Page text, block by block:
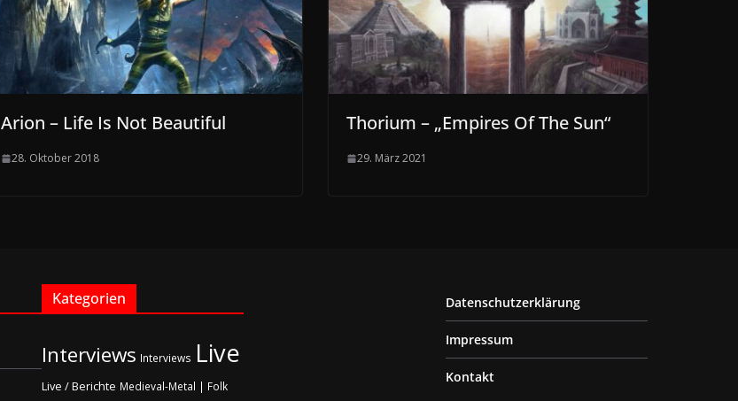
Arion – Life Is Not Beautiful
28. Oktober 2018
Thorium – „Empires Of The Sun“
29. März 2021
Kategorien
Interviews Interviews Live
Live / Berichte Medieval-Metal | Folk
Datenschutzerklärung
Impressum
Kontakt